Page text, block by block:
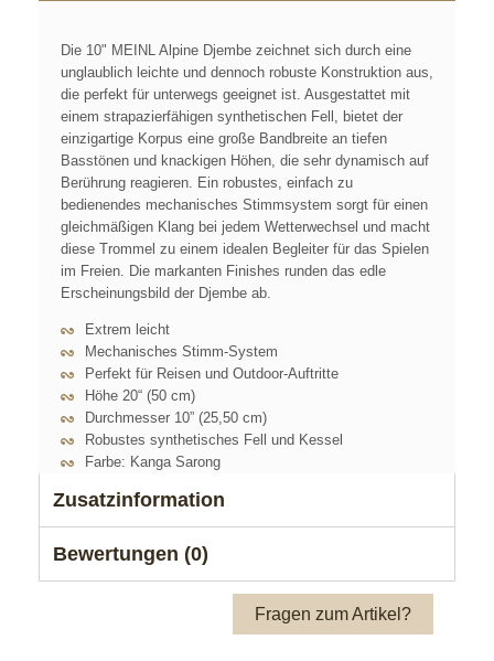
Die 10" MEINL Alpine Djembe zeichnet sich durch eine
unglaublich leichte und dennoch robuste Konstruktion aus,
die perfekt für unterwegs geeignet ist. Ausgestattet mit
einem strapazierfähigen synthetischen Fell, bietet der
einzigartige Korpus eine große Bandbreite an tiefen
Basstönen und knackigen Höhen, die sehr dynamisch auf
Berührung reagieren. Ein robustes, einfach zu
bedienendes mechanisches Stimmsystem sorgt für einen
gleichmäßigen Klang bei jedem Wetterwechsel und macht
diese Trommel zu einem idealen Begleiter für das Spielen
im Freien. Die markanten Finishes runden das edle
Erscheinungsbild der Djembe ab.
Extrem leicht
Mechanisches Stimm-System
Perfekt für Reisen und Outdoor-Auftritte
Höhe 20“ (50 cm)
Durchmesser 10” (25,50 cm)
Robustes synthetisches Fell und Kessel
Farbe: Kanga Sarong
Zusatzinformation
Bewertungen (0)
Fragen zum Artikel?